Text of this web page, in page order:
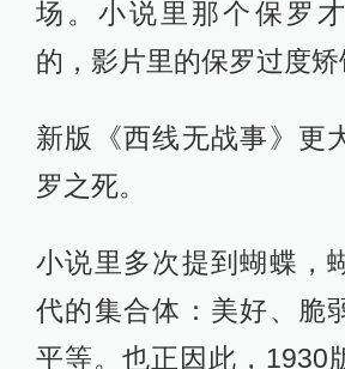
杀后者；2、保罗自卫
3、保罗刺穿对方心脏后
刻善良地想要急救。
此次改动，无疑让主角
意义上的正当性，但在
第九章），法国兵是扑
罗所在的弹坑，保罗那